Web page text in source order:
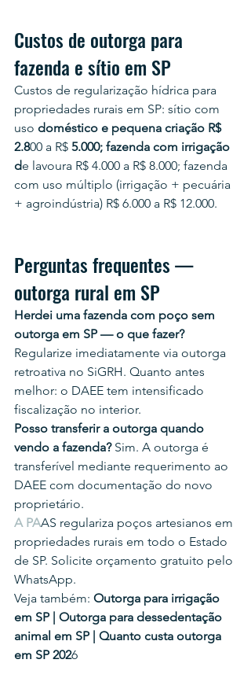
Custos de outorga para
fazenda e sítio em SP
Custos de regularização hídrica para
propriedades rurais em SP: sítio com
uso doméstico e pequena criação R$
2.800 a R$ 5.000; fazenda com irrigação
de lavoura R$ 4.000 a R$ 8.000; fazenda
com uso múltiplo (irrigação + pecuária
+ agroindústria) R$ 6.000 a R$ 12.000.
Perguntas frequentes —
outorga rural em SP
Herdei uma fazenda com poço sem
outorga em SP — o que fazer?
Regularize imediatamente via outorga
retroativa no SiGRH. Quanto antes
melhor: o DAEE tem intensificado
fiscalização no interior.
Posso transferir a outorga quando
vendo a fazenda? Sim. A outorga é
transferível mediante requerimento ao
DAEE com documentação do novo
proprietário.
A PAAS regulariza poços artesianos em
propriedades rurais em todo o Estado
de SP. Solicite orçamento gratuito pelo
WhatsApp.
Veja também: Outorga para irrigação
em SP | Outorga para dessedentação
animal em SP | Quanto custa outorga
em SP 2026